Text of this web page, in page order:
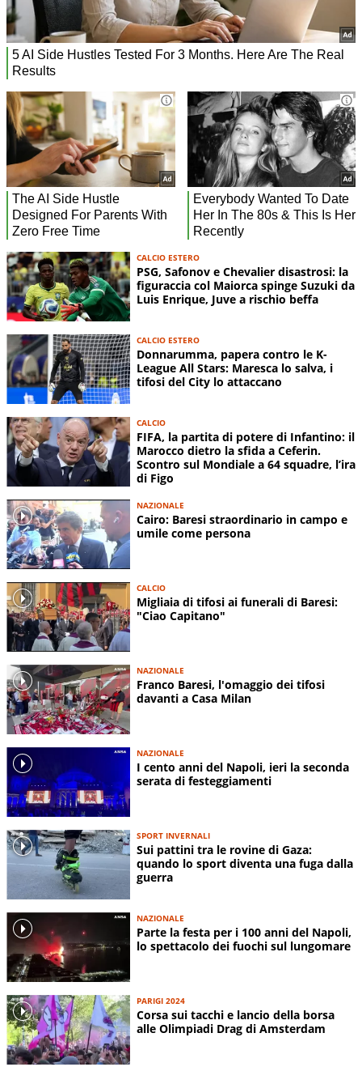
CALCIO ESTERO
PSG, Safonov e Chevalier disastrosi: la
figuraccia col Maiorca spinge Suzuki da
Luis Enrique, Juve a rischio beffa
CALCIO ESTERO
Donnarumma, papera contro le K-
League All Stars: Maresca lo salva, i
tifosi del City lo attaccano
CALCIO
FIFA, la partita di potere di Infantino: il
Marocco dietro la sfida a Ceferin.
Scontro sul Mondiale a 64 squadre, l’ira
di Figo
NAZIONALE
Cairo: Baresi straordinario in campo e
umile come persona
CALCIO
Migliaia di tifosi ai funerali di Baresi:
"Ciao Capitano"
NAZIONALE
Franco Baresi, l'omaggio dei tifosi
davanti a Casa Milan
NAZIONALE
I cento anni del Napoli, ieri la seconda
serata di festeggiamenti
SPORT INVERNALI
Sui pattini tra le rovine di Gaza:
quando lo sport diventa una fuga dalla
guerra
NAZIONALE
Parte la festa per i 100 anni del Napoli,
lo spettacolo dei fuochi sul lungomare
PARIGI 2024
Corsa sui tacchi e lancio della borsa
alle Olimpiadi Drag di Amsterdam